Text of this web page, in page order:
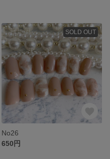
SOLD OUT
No26
650円